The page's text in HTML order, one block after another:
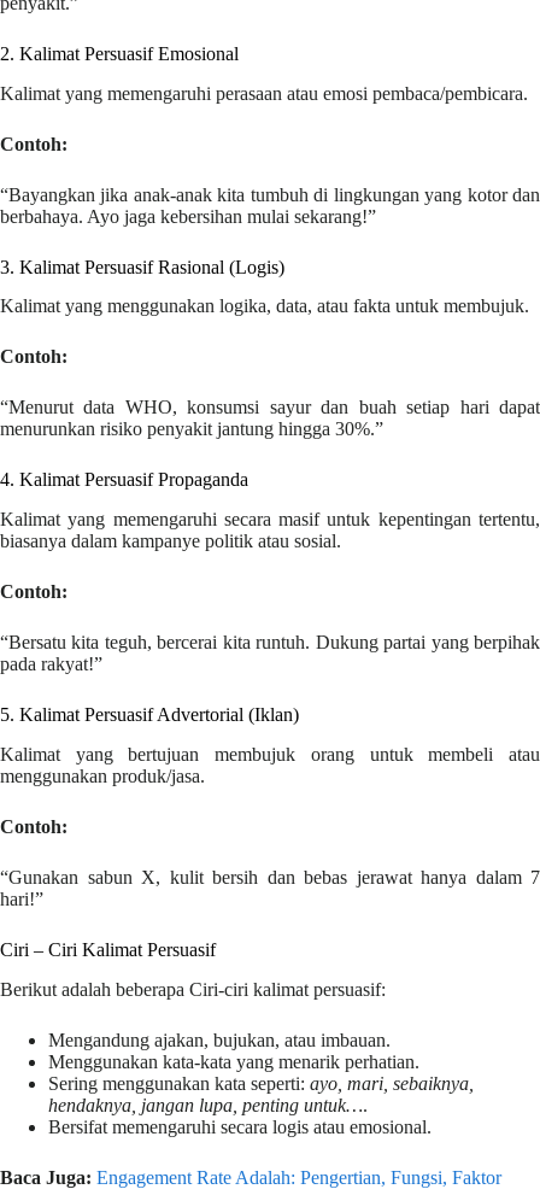
2. Kalimat Persuasif Emosional
Kalimat yang memengaruhi perasaan atau emosi pembaca/pembicara.
Contoh:
“Bayangkan jika anak-anak kita tumbuh di lingkungan yang kotor dan
berbahaya. Ayo jaga kebersihan mulai sekarang!”
3. Kalimat Persuasif Rasional (Logis)
Kalimat yang menggunakan logika, data, atau fakta untuk membujuk.
Contoh:
“Menurut data WHO, konsumsi sayur dan buah setiap hari dapat
menurunkan risiko penyakit jantung hingga 30%.”
4. Kalimat Persuasif Propaganda
Kalimat yang memengaruhi secara masif untuk kepentingan tertentu,
biasanya dalam kampanye politik atau sosial.
Contoh:
“Bersatu kita teguh, bercerai kita runtuh. Dukung partai yang berpihak
pada rakyat!”
5. Kalimat Persuasif Advertorial (Iklan)
Kalimat yang bertujuan membujuk orang untuk membeli atau
menggunakan produk/jasa.
Contoh:
“Gunakan sabun X, kulit bersih dan bebas jerawat hanya dalam 7
hari!”
Ciri – Ciri Kalimat Persuasif
Berikut adalah beberapa Ciri-ciri kalimat persuasif:
Mengandung ajakan, bujukan, atau imbauan.
Menggunakan kata-kata yang menarik perhatian.
Sering menggunakan kata seperti: ayo, mari, sebaiknya,
hendaknya, jangan lupa, penting untuk….
Bersifat memengaruhi secara logis atau emosional.
Baca Juga: Engagement Rate Adalah: Pengertian, Fungsi, Faktor